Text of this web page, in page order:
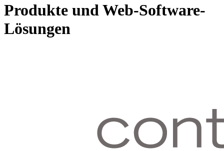
Produkte und Web-Software-
Lösungen